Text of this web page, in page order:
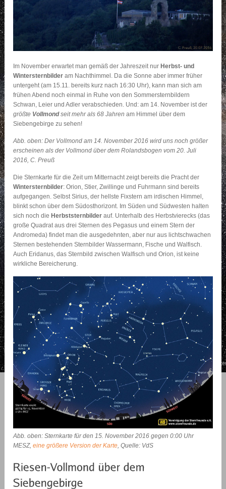
Im November erwartet man gemäß der Jahreszeit nurHerbst- und
Wintersternbilder am Nachthimmel. Da die Sonne aber immer früher
untergeht (am 15.11. bereits kurz nach 16:30 Uhr), kann man sich am
frühen Abend noch einmal in Ruhe von den Sommersternbildern
Schwan, Leier und Adler verabschieden. Und: am 14. November ist der
größte Vollmondseit mehr als 68 Jahren am Himmel über dem
Siebengebirge zu sehen!
Abb. oben: Der Vollmond am 14. November 2016 wird uns noch größer
erscheinen als der Vollmond über dem Rolandsbogen vom 20. Juli
2016, C. Preuß
Die Sternkarte für die Zeit um Mitternacht zeigt bereits die Pracht der
Wintersternbilder: Orion, Stier, Zwillinge und Fuhrmann sind bereits
aufgegangen. Selbst Sirius, der hellste Fixstern am irdischen Himmel,
blinkt schon über dem Südosthorizont. Im Süden und Südwesten halten
sich noch dieHerbststernbilder auf. Unterhalb des Herbstvierecks (das
große Quadrat aus drei Sternen des Pegasus und einem Stern der
Andromeda) findet man die ausgedehnten, aber nur aus lichtschwachen
Sternen bestehenden Sternbilder Wassermann, Fische und Walfisch.
Auch Eridanus, das Sternbild zwischen Walfisch und Orion, ist keine
wirkliche Bereicherung.
Abb. oben: Sternkarte für den 15. November 2016 gegen 0:00 Uhr
MESZ,eine größere Version der Karte, Quelle: VdS